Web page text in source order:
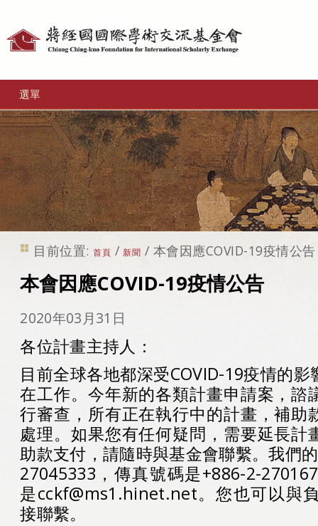
選單
目前位置: 首頁 / 新聞 / 本會因應COVID-19疫情公告
本會因應COVID-19疫情公告
2020年03月31日
各位計畫主持人：
目前全球各地都深受COVID-19疫情的
在工作。今年新的各類計畫申請案，諮
行審查，所有正在執行中的計畫，補助
處理。如果您有任何疑問，需要延長計
助款支付，請隨時與基金會聯繫。我們
27045333，傳真號碼是+886-2-
是cckf@ms1.hinet.net。您也可以與
接聯繫。